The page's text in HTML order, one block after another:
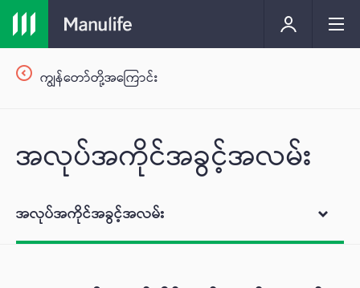
ကျွန်တော်တို့အကြောင်း
အလုပ်အကိုင်အခွင့်အလမ်း
အလုပ်အကိုင်အခွင့်အလမ်း